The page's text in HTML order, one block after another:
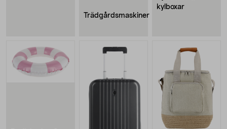
Trädgårdsmaskiner
kylboxar